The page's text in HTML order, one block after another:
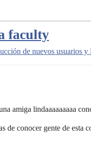
faculty
de nuevos usuarios y
amiga lindaaaaaaaaa
de conocer gente de esta